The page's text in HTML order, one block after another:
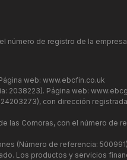
número de registro de la
web: www.ebcfin.co.uk
2038223). Página web:
con dirección
las Comoras, con el número de
(Número de referencia:
Los productos y servicios